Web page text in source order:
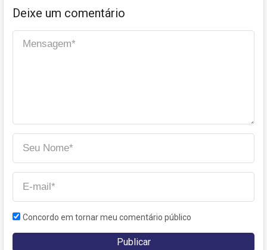
Deixe um comentário
Concordo em tornar meu comentário público